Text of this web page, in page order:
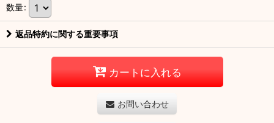
数量:
返品特約に関する重要事項
カートに入れる
お問い合わせ